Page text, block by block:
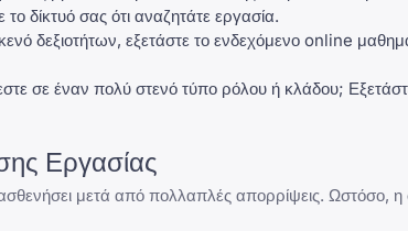
δίκτυό σας ότι αναζητάτε εργασία.
δεξιοτήτων, εξετάστε το ενδεχόμενο online
σε έναν πολύ στενό τύπο ρόλου ή κλάδου;
Εργασίας
μετά από πολλαπλές απορρίψεις. Ωστόσο, η